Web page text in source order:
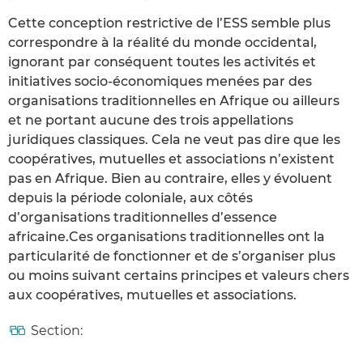
Cette conception restrictive de l’ESS semble plus
correspondre à la réalité du monde occidental,
ignorant par conséquent toutes les activités et
initiatives socio-économiques menées par des
organisations traditionnelles en Afrique ou ailleurs
et ne portant aucune des trois appellations
juridiques classiques. Cela ne veut pas dire que les
coopératives, mutuelles et associations n’existent
pas en Afrique. Bien au contraire, elles y évoluent
depuis la période coloniale, aux côtés
d’organisations traditionnelles d’essence
africaine.Ces organisations traditionnelles ont la
particularité de fonctionner et de s’organiser plus
ou moins suivant certains principes et valeurs chers
aux coopératives, mutuelles et associations.
Section: